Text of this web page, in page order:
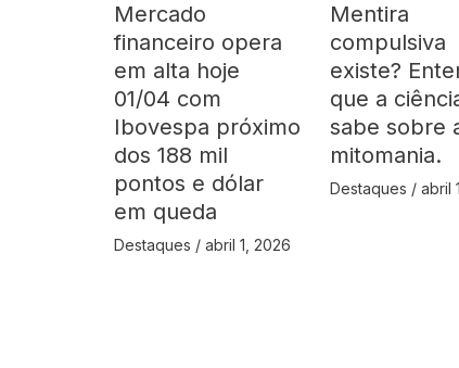
Mercado
financeiro opera
em alta hoje
01/04 com
Ibovespa próximo
dos 188 mil
pontos e dólar
em queda
Destaques / abril 1, 2026
Mentira
compulsiva
existe?
que a
sabe sobre
mitomania.
Destaques / abril